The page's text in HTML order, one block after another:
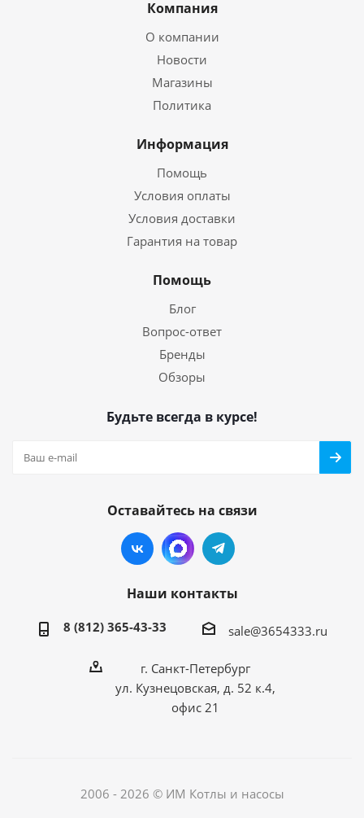
Компания
О компании
Новости
Магазины
Политика
Информация
Помощь
Условия оплаты
Условия доставки
Гарантия на товар
Помощь
Блог
Вопрос-ответ
Бренды
Обзоры
Будьте всегда в курсе!
Оставайтесь на связи
Наши контакты
8 (812) 365-43-33 sale@3654333.ru
г. Санкт-Петербург
ул. Кузнецовская, д. 52 к.4,
офис 21
2006 - 2026 © ИМ Котлы и насосы